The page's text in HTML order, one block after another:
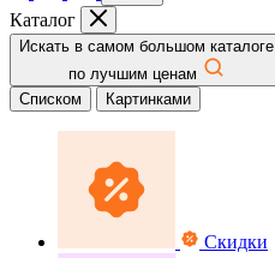
Каталог
Искать в самом большом каталоге
по лучшим ценам
Списком
Картинками
Скидки